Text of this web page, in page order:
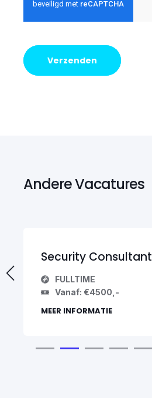
Andere Vacatures
Security Consultant
FULLTIME
Vanaf: €4500,-
MEER INFORMATIE